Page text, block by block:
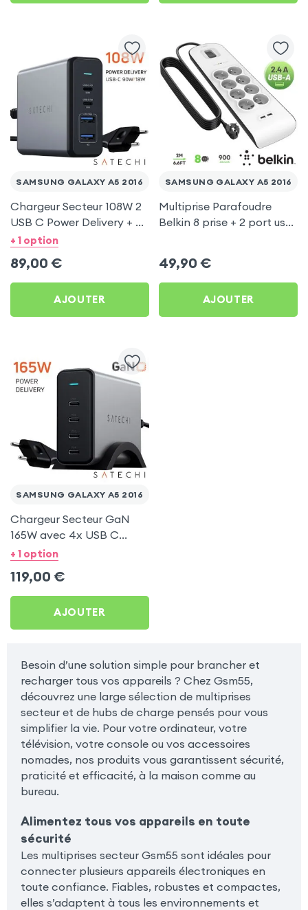
SAMSUNG GALAXY A5 2016
Chargeur Secteur 108W 2
USB C Power Delivery + 2
USB, Câble Secteur,
+ 1 option
89,00 €
AJOUTER
SAMSUNG GALAXY A5 2016
Multiprise Parafoudre
Belkin 8 prise + 2 port usb
49,90 €
AJOUTER
SAMSUNG GALAXY A5 2016
Chargeur Secteur GaN
165W avec 4x USB C
Power Delivery, Câble
+ 1 option
119,00 €
AJOUTER
Besoin d’une solution simple pour brancher et
recharger tous vos appareils ? Chez Gsm55,
découvrez une large sélection de multiprises
secteur et de hubs de charge pensés pour vous
simplifier la vie. Pour votre ordinateur, votre
télévision, votre console ou vos accessoires
nomades, nos produits vous garantissent sécurité,
praticité et efficacité, à la maison comme au
bureau.
Alimentez tous vos appareils en toute
sécurité
Les multiprises secteur Gsm55 sont idéales pour
connecter plusieurs appareils électroniques en
toute confiance. Fiables, robustes et compactes,
elles s’adaptent à tous les environnements et